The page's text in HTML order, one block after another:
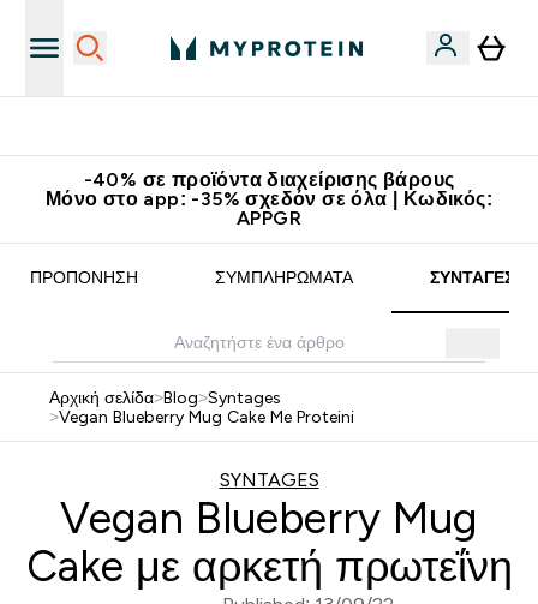
-40% σε προϊόντα διαχείρισης βάρους
Μόνο στο app: -35% σχεδόν σε όλα | Κωδικός:
APPGR
ΠΡΟΠΌΝΗΣΗ ΣΥΜΠΛΗΡΏΜΑΤΑ ΣΥΝΤΑΓΈΣ
Αρχική σελίδα>Blog>Syntages
>Vegan Blueberry Mug Cake Me Proteini
SYNTAGES
Vegan Blueberry Mug
Cake με αρκετή πρωτεΐνη